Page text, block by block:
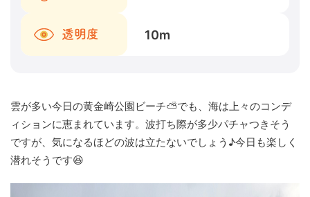
透明度 10m
雲が多い今日の黄金崎公園ビーチ⛅でも、海は上々のコンデ
ィションに恵まれています。波打ち際が多少パチャつきそう
ですが、気になるほどの波は立たないでしょう♪今日も楽しく
潜れそうです😆